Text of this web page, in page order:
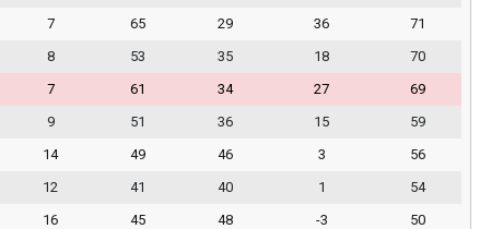
7 65 29 36
71
8 53 35 18
70
7 61 34 27
69
9 51 36 15
59
14 49 46 3
56
12 41 40 1
54
16 45 48 -3
50